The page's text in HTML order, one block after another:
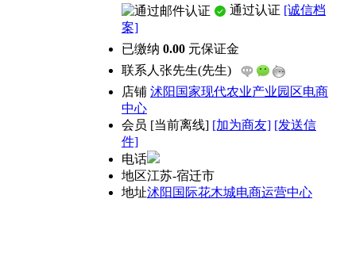
通过认证 [诚信档
案]
已缴纳 0.00 元保证金
联系人 张先生(先生)
店铺 沭阳国家现代农业产业园区电商
中心
会员 [当前离线] [加为商友] [发送信
件]
电话
地区江苏-宿迁市
地址沭阳国际花木城电商运营中心